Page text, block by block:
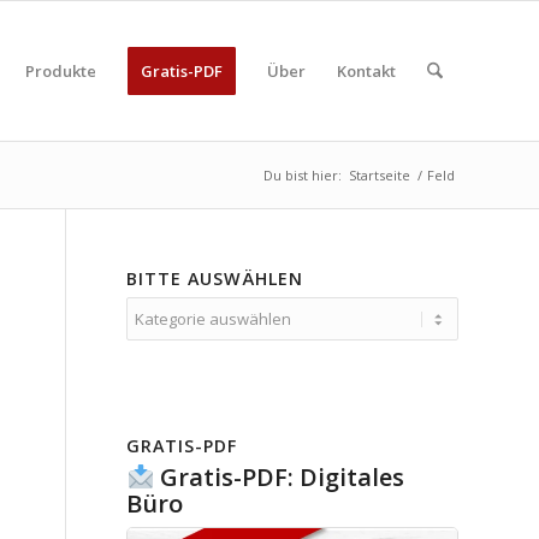
Produkte Gratis-PDF Über Kontakt
Du bist hier: Startseite / Feld
BITTE AUSWÄHLEN
auswählen
GRATIS-PDF
Gratis-PDF: Digitales
Büro